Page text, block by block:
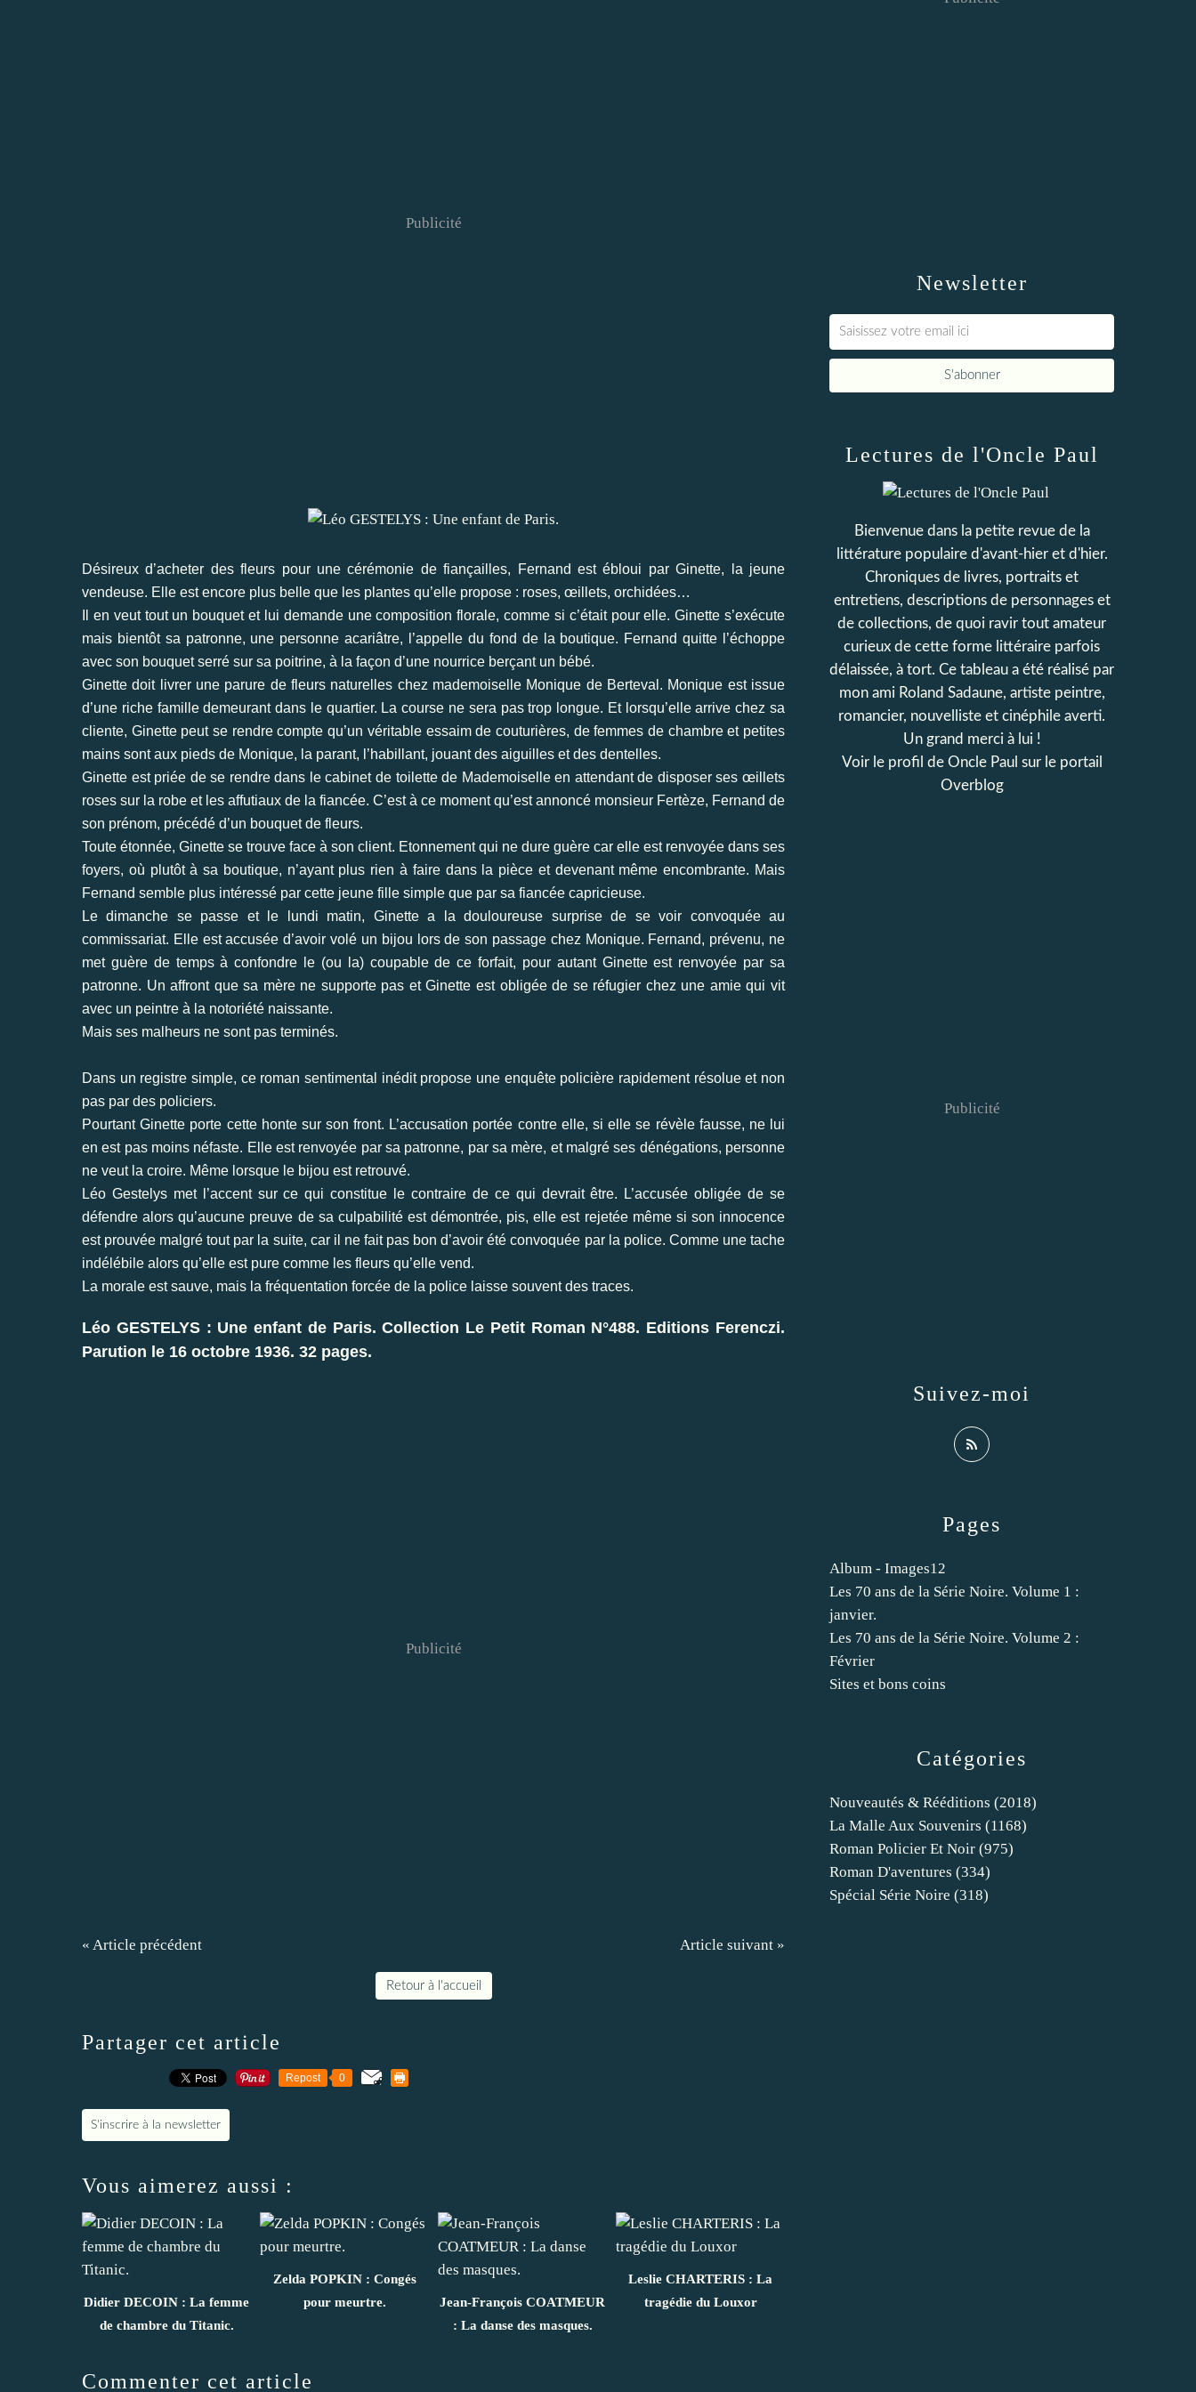
Publicité
Désireux d’acheter des fleurs pour une cérémonie de fiançailles, Fernand est ébloui par Ginette, la jeune
vendeuse. Elle est encore plus belle que les plantes qu’elle propose : roses, œillets, orchidées…
Il en veut tout un bouquet et lui demande une composition florale, comme si c’était pour elle. Ginette s’exécute
mais bientôt sa patronne, une personne acariâtre, l’appelle du fond de la boutique. Fernand quitte l’échoppe
avec son bouquet serré sur sa poitrine, à la façon d’une nourrice berçant un bébé.
Ginette doit livrer une parure de fleurs naturelles chez mademoiselle Monique de Berteval. Monique est issue
d’une riche famille demeurant dans le quartier. La course ne sera pas trop longue. Et lorsqu’elle arrive chez sa
cliente, Ginette peut se rendre compte qu’un véritable essaim de couturières, de femmes de chambre et petites
mains sont aux pieds de Monique, la parant, l’habillant, jouant des aiguilles et des dentelles.
Ginette est priée de se rendre dans le cabinet de toilette de Mademoiselle en attendant de disposer ses œillets
roses sur la robe et les affutiaux de la fiancée. C’est à ce moment qu’est annoncé monsieur Fertèze, Fernand de
son prénom, précédé d’un bouquet de fleurs.
Toute étonnée, Ginette se trouve face à son client. Etonnement qui ne dure guère car elle est renvoyée dans ses
foyers, où plutôt à sa boutique, n’ayant plus rien à faire dans la pièce et devenant même encombrante. Mais
Fernand semble plus intéressé par cette jeune fille simple que par sa fiancée capricieuse.
Le dimanche se passe et le lundi matin, Ginette a la douloureuse surprise de se voir convoquée au
commissariat. Elle est accusée d’avoir volé un bijou lors de son passage chez Monique. Fernand, prévenu, ne
met guère de temps à confondre le (ou la) coupable de ce forfait, pour autant Ginette est renvoyée par sa
patronne. Un affront que sa mère ne supporte pas et Ginette est obligée de se réfugier chez une amie qui vit
avec un peintre à la notoriété naissante.
Mais ses malheurs ne sont pas terminés.
Dans un registre simple, ce roman sentimental inédit propose une enquête policière rapidement résolue et non
pas par des policiers.
Pourtant Ginette porte cette honte sur son front. L’accusation portée contre elle, si elle se révèle fausse, ne lui
en est pas moins néfaste. Elle est renvoyée par sa patronne, par sa mère, et malgré ses dénégations, personne
ne veut la croire. Même lorsque le bijou est retrouvé.
Léo Gestelys met l’accent sur ce qui constitue le contraire de ce qui devrait être. L’accusée obligée de se
défendre alors qu’aucune preuve de sa culpabilité est démontrée, pis, elle est rejetée même si son innocence
est prouvée malgré tout par la suite, car il ne fait pas bon d’avoir été convoquée par la police. Comme une tache
indélébile alors qu’elle est pure comme les fleurs qu’elle vend.
La morale est sauve, mais la fréquentation forcée de la police laisse souvent des traces.
Léo GESTELYS : Une enfant de Paris. Collection Le Petit Roman N°488. Editions Ferenczi.
Parution le 16 octobre 1936. 32 pages.
Publicité
« Article précédent Article suivant »
Retour à l'accueil
Partager cet article
Repost 0
S'inscrire à la newsletter
Vous aimerez aussi :
Didier DECOIN : La femme
de chambre du Titanic.
Zelda POPKIN : Congés
pour meurtre.
Jean-François COATMEUR
: La danse des masques.
Leslie CHARTERIS : La
tragédie du Louxor
Commenter cet article
Newsletter
Catégories
Nouveautés & Rééditions (2018)
La Malle Aux Souvenirs (1168)
Roman Policier Et Noir (975)
Roman D'aventures (334)
Spécial Série Noire (318)
Pages
Album - Images12
Les 70 ans de la Série Noire. Volume 1 :
janvier.
Les 70 ans de la Série Noire. Volume 2 :
Février
Sites et bons coins
Lectures de l'Oncle Paul
Bienvenue dans la petite revue de la
littérature populaire d'avant-hier et d'hier.
Chroniques de livres, portraits et
entretiens, descriptions de personnages et
de collections, de quoi ravir tout amateur
curieux de cette forme littéraire parfois
délaissée, à tort. Ce tableau a été réalisé par
mon ami Roland Sadaune, artiste peintre,
romancier, nouvelliste et cinéphile averti.
Un grand merci à lui !
Voir le profil de Oncle Paul sur le portail
Overblog
Suivez-moi
Publicité